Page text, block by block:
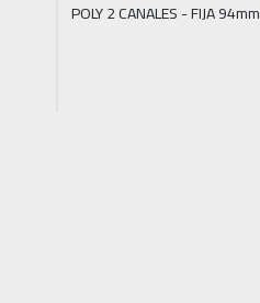
POLY 2 CANALES - FIJA 94mm